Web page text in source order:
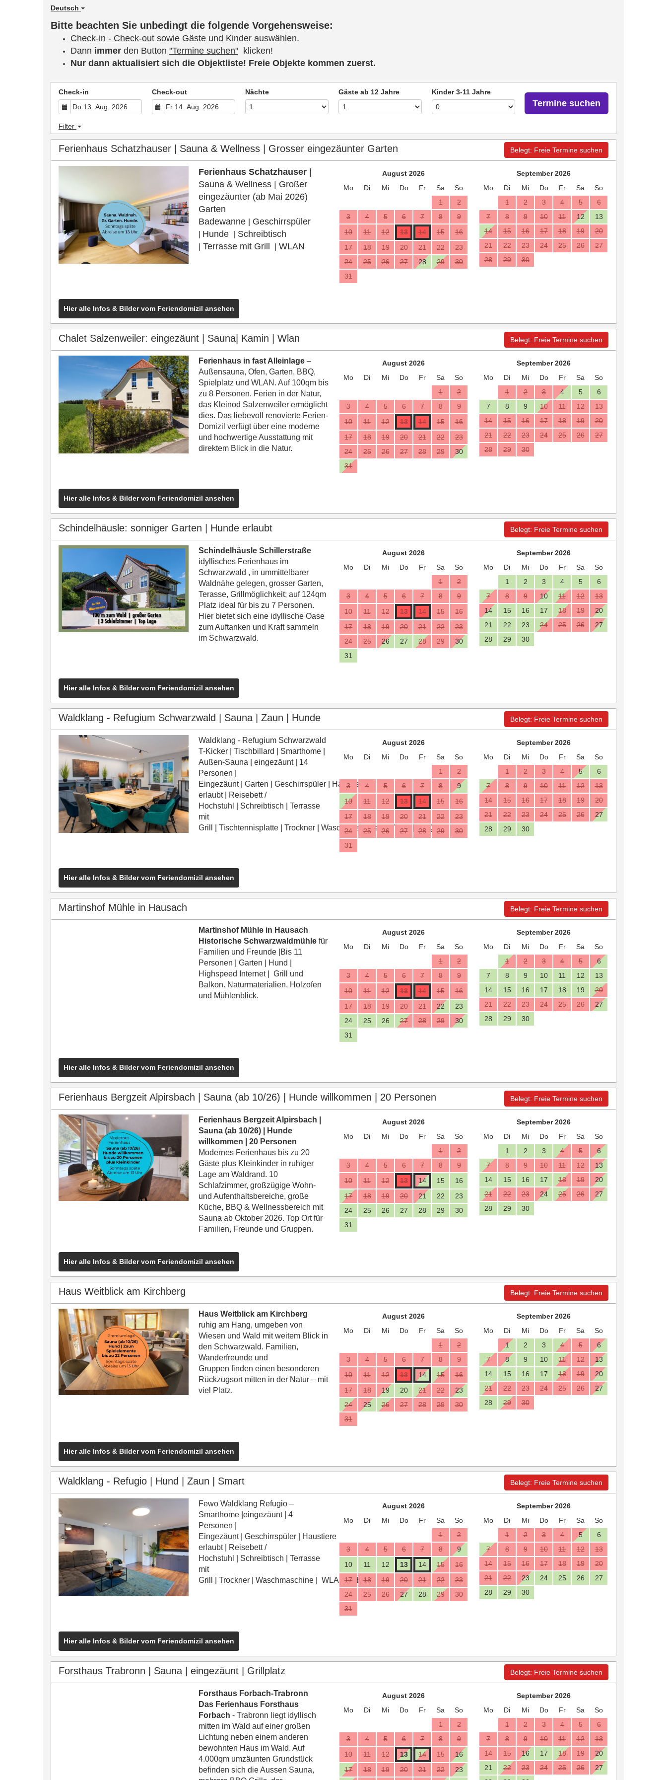
Deutsch
Bitte beachten Sie unbedingt die folgende Vorgehensweise:
Check-in - Check-out sowie Gäste und Kinder auswählen.
Dann immer den Button "Termine suchen" klicken!
Nur dann aktualisiert sich die Objektliste! Freie Objekte kommen zuerst.
Check-in Check-out Nächte Gäste ab 12 Jahre Kinder 3-11 Jahre
Termine suchen
Filter
Ferienhaus Schatzhauser | Sauna & Wellness | Grosser eingezäunter Garten Belegt: Freie Termine suchen
Ferienhaus Schatzhauser
Sauna & Wellness | Großer
eingezäunter (ab Mai 2026)
Garten
Badewanne
Geschirrspüler
Hunde Schreibtisch
Terrasse mit Grill WLAN
August 2026
Mo
Di Mi Do Fr Sa
So
1
2
3
4 5 6 7 8
9
10
11 12 13 14 15
16
17
18 19 20 21 22
23
24
25 26 27 28 29
30
31
September 2026
Mo
Di Mi Do Fr Sa
So
1
2 3 4 5
6
7
8 9 10 11 12
13
14
15 16 17 18 19
20
21
22 23 24 25 26
27
28
29 30
Hier alle Infos & Bilder vom Feriendomizil ansehen
Chalet Salzenweiler: eingezäunt | Sauna| Kamin | Wlan Belegt: Freie Termine suchen
Ferienhaus in fast Alleinlage –
Außensauna, Ofen, Garten, BBQ,
Spielplatz und WLAN. Auf 100qm bis
zu 8 Personen. Ferien in der Natur,
das Kleinod Salzenweiler ermöglicht
dies. Das liebevoll renovierte Ferien-
Domizil verfügt über eine moderne
und hochwertige Ausstattung mit
direktem Blick in die Natur.
August 2026
Mo
Di Mi Do Fr Sa
So
1
2
3
4 5 6 7 8
9
10
11 12 13 14 15
16
17
18 19 20 21 22
23
24
25 26 27 28 29
30
31
September 2026
Mo
Di Mi Do Fr Sa
So
1
2 3 4 5
6
7
8 9 10 11 12
13
14
15 16 17 18 19
20
21
22 23 24 25 26
27
28
29 30
Hier alle Infos & Bilder vom Feriendomizil ansehen
Schindelhäusle: sonniger Garten | Hunde erlaubt Belegt: Freie Termine suchen
Schindelhäusle Schillerstraße
idyllisches Ferienhaus im
Schwarzwald , in ummittelbarer
Waldnähe gelegen, grosser Garten,
Terasse, Grillmöglichkeit; auf 124qm
Platz ideal für bis zu 7 Personen.
Hier bietet sich eine idyllische Oase
zum Auftanken und Kraft sammeln
im Schwarzwald.
August 2026
Mo
Di Mi Do Fr Sa
So
1
2
3
4 5 6 7 8
9
10
11 12 13 14 15
16
17
18 19 20 21 22
23
24
25 26 27 28 29
30
31
September 2026
Mo
Di Mi Do Fr Sa
So
1
2 3 4 5
6
7
8 9 10 11 12
13
14
15 16 17 18 19
20
21
22 23 24 25 26
27
28
29 30
Hier alle Infos & Bilder vom Feriendomizil ansehen
Waldklang - Refugium Schwarzwald | Sauna | Zaun | Hunde Belegt: Freie Termine suchen
Waldklang - Refugium Schwarzwald
T-Kicker | Tischbillard | Smarthome |
Außen-Sauna | eingezäunt | 14
Personen |
Eingezäunt
Garten Geschirrspüler
Haustiere
erlaubt
Reisebett /
Hochstuhl
Schreibtisch
Terrasse
mit
Grill
Tischtennisplatte Trockner Waschmaschine |WLAN BBQ
August 2026
Mo
Di Mi Do Fr Sa
So
1
2
3
4 5 6 7 8
9
10
11 12 13 14 15
16
17
18 19 20 21 22
23
24
25 26 27 28 29
30
31
September 2026
Mo
Di Mi Do Fr Sa
So
1
2 3 4 5
6
7
8 9 10 11 12
13
14
15 16 17 18 19
20
21
22 23 24 25 26
27
28
29 30
Hier alle Infos & Bilder vom Feriendomizil ansehen
Martinshof Mühle in Hausach Belegt: Freie Termine suchen
Martinshof Mühle in Hausach
Historische Schwarzwaldmühle für
Familien und Freunde |Bis 11
Personen
Garten Hund
Highspeed Internet
Grill und
Balkon. Naturmaterialien, Holzofen
und Mühlenblick.
August 2026
Mo
Di Mi Do Fr Sa
So
1
2
3
4 5 6 7 8
9
10
11 12 13 14 15
16
17
18 19 20 21 22
23
24
25 26 27 28 29
30
31
September 2026
Mo
Di Mi Do Fr Sa
So
1
2 3 4 5
6
7
8 9 10 11 12
13
14
15 16 17 18 19
20
21
22 23 24 25 26
27
28
29 30
Hier alle Infos & Bilder vom Feriendomizil ansehen
Ferienhaus Bergzeit Alpirsbach | Sauna (ab 10/26) | Hunde willkommen | 20 Personen Belegt: Freie Termine suchen
Ferienhaus Bergzeit Alpirsbach |
Sauna (ab 10/26) | Hunde
willkommen | 20 Personen
Modernes Ferienhaus bis zu 20
Gäste plus Kleinkinder in ruhiger
Lage am Waldrand. 10
Schlafzimmer, großzügige Wohn-
und Aufenthaltsbereiche, große
Küche, BBQ & Wellnessbereich mit
Sauna ab Oktober 2026. Top Ort für
Familien, Freunde und Gruppen.
August 2026
Mo
Di Mi Do Fr Sa
So
1
2
3
4 5 6 7 8
9
10
11 12 13 14 15
16
17
18 19 20 21 22
23
24
25 26 27 28 29
30
31
September 2026
Mo
Di Mi Do Fr Sa
So
1
2 3 4 5
6
7
8 9 10 11 12
13
14
15 16 17 18 19
20
21
22 23 24 25 26
27
28
29 30
Hier alle Infos & Bilder vom Feriendomizil ansehen
Haus Weitblick am Kirchberg Belegt: Freie Termine suchen
Haus Weitblick am Kirchberg
ruhig am Hang, umgeben von
Wiesen und Wald mit weitem Blick in
den Schwarzwald. Familien,
Wanderfreunde und
Gruppen finden einen besonderen
Rückzugsort mitten in der Natur – mit
viel Platz.
August 2026
Mo
Di Mi Do Fr Sa
So
1
2
3
4 5 6 7 8
9
10
11 12 13 14 15
16
17
18 19 20 21 22
23
24
25 26 27 28 29
30
31
September 2026
Mo
Di Mi Do Fr Sa
So
1
2 3 4 5
6
7
8 9 10 11 12
13
14
15 16 17 18 19
20
21
22 23 24 25 26
27
28
29 30
Hier alle Infos & Bilder vom Feriendomizil ansehen
Waldklang - Refugio | Hund | Zaun | Smart Belegt: Freie Termine suchen
Fewo Waldklang Refugio –
Smarthome eingezäunt | 4
Personen |
Eingezäunt
Geschirrspüler
Haustiere
erlaubt
Reisebett /
Hochstuhl
Schreibtisch
Terrasse
mit
Grill
Trockner Waschmaschine WLAN|BBQ
August 2026
Mo
Di Mi Do Fr Sa
So
1
2
3
4 5 6 7 8
9
10
11 12 13 14 15
16
17
18 19 20 21 22
23
24
25 26 27 28 29
30
31
September 2026
Mo
Di Mi Do Fr Sa
So
1
2 3 4 5
6
7
8 9 10 11 12
13
14
15 16 17 18 19
20
21
22 23 24 25 26
27
28
29 30
Hier alle Infos & Bilder vom Feriendomizil ansehen
Forsthaus Trabronn | Sauna | eingezäunt | Grillplatz Belegt: Freie Termine suchen
Forsthaus Forbach-Trabronn
Das Ferienhaus Forsthaus
Forbach - Trabronn liegt idyllisch
mitten im Wald auf einer großen
Lichtung neben einem anderen
bewohnten Haus im Wald. Auf
4.000qm umzäunten Grundstück
befinden sich die Aussen Sauna,
August 2026
Mo
Di Mi Do Fr Sa
So
1
2
3
4 5 6 7 8
9
10
11 12 13 14 15
16
17
18 19 20 21 22 23
September 2026
Mo
Di Mi Do Fr Sa
So
1
2 3 4 5
6
7
8 9 10 11 12
13
14
15 16 17 18 19
20
21
22 23 24 25 26
27